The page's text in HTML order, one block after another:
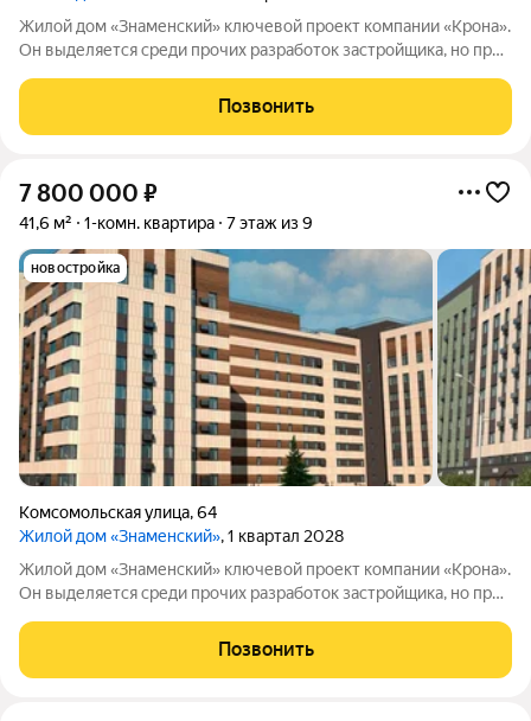
Жилой дом «Знаменский» ключевой проект компании «Крона».
Он выделяется среди прочих разработок застройщика, но при
одной из самых удачных зон ХантыМансийска: в центре
города, где в шаговой
Позвонить
7 800 000 ₽
41,6 м² 1-комн. квартира 7 этаж из 9
новостройка
Комсомольская улица,64
Жилой дом «Знаменский», 1 квартал 2028
Жилой дом «Знаменский» ключевой проект компании «Крона».
Он выделяется среди прочих разработок застройщика, но при
в одной из самых удачных зон ХантыМансийска. В шаговой
Позвонить